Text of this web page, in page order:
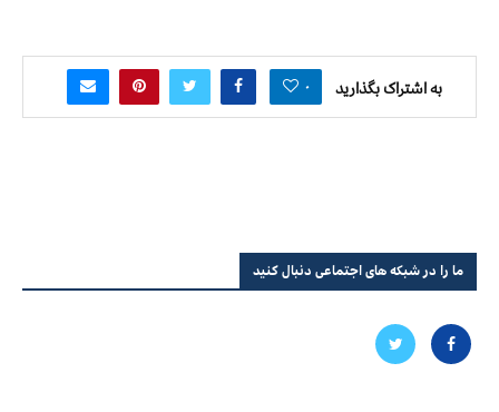
به اشتراک بگذارید ۰
ما را در شبکه های اجتماعی دنبال کنید